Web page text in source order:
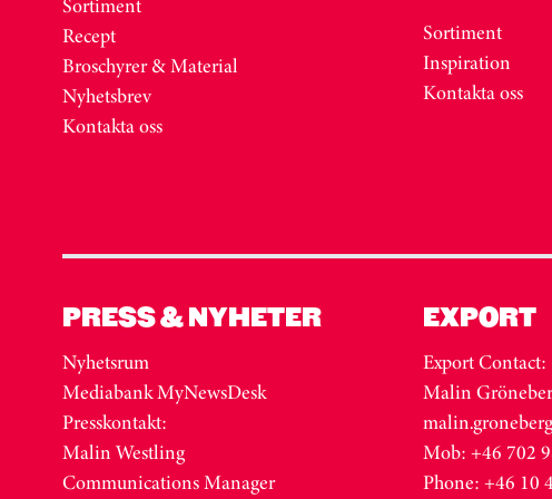
Recept
Broschyrer & Material
Nyhetsbrev
Kontakta oss
Sortiment
Inspiration
Kontakta oss
PRESS & NYHETER
Nyhetsrum
Mediabank MyNewsDesk
Presskontakt:
Malin Westling
Communications Manager
EXPORT
Export Contact:
Malin
Mob: +46 702
Phone: +46 10